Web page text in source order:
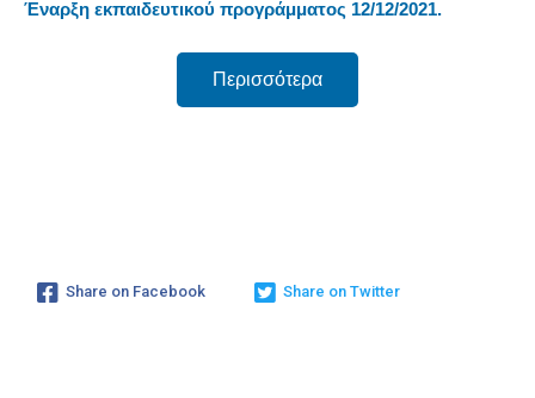
Έναρξη εκπαιδευτικού προγράμματος 12/12/2021.
Περισσότερα
Share on Facebook Share on Twitter